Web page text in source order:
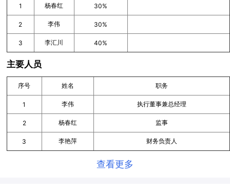
1 杨春红 30%
2 李伟 30%
3 李汇川 40%
主要人员
序号 姓名 职务
1 李伟 执行董事兼总经理
2 杨春红 监事
3 李艳萍 财务负责人
查看更多